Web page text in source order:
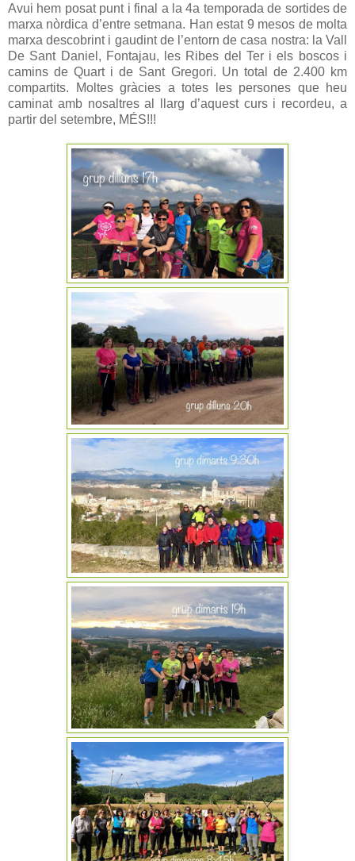
Avui hem posat punt i final a la 4a temporada de sortides de
marxa nòrdica d’entre setmana. Han estat 9 mesos de molta
marxa descobrint i gaudint de l’entorn de casa nostra: la Vall
De Sant Daniel, Fontajau, les Ribes del Ter i els boscos i
camins de Quart i de Sant Gregori. Un total de 2.400 km
compartits. Moltes gràcies a totes les persones que heu
caminat amb nosaltres al llarg d’aquest curs i recordeu, a
partir del setembre, MÉS!!!